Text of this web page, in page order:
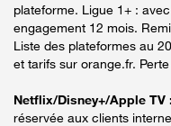
plateforme. Ligue 1+ :
engagement 12 mois.
Liste des plateformes au
et tarifs sur orange.fr.
Netflix/Disney+/Apple TV :
réservée aux clients